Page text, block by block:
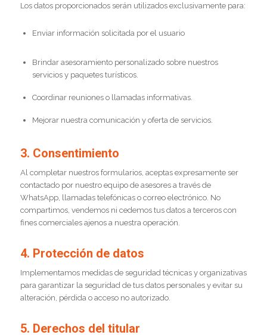
Los datos proporcionados serán utilizados exclusivamente para:
Enviar información solicitada por el usuario
Brindar asesoramiento personalizado sobre nuestros
servicios y paquetes turísticos.
Coordinar reuniones o llamadas informativas.
Mejorar nuestra comunicación y oferta de servicios.
3. Consentimiento
Al completar nuestros formularios, aceptas expresamente ser
contactado por nuestro equipo de asesores a través de
WhatsApp, llamadas telefónicas o correo electrónico. No
compartimos, vendemos ni cedemos tus datos a terceros con
fines comerciales ajenos a nuestra operación.
4. Protección de datos
Implementamos medidas de seguridad técnicas y organizativas
para garantizar la seguridad de tus datos personales y evitar su
alteración, pérdida o acceso no autorizado.
5. Derechos del titular